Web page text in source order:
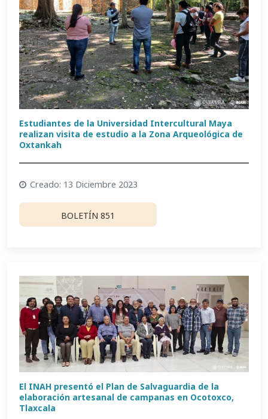
Estudiantes de la Universidad Intercultural Maya
realizan visita de estudio a la Zona Arqueológica de
Oxtankah
Creado: 13 Diciembre 2023
BOLETÍN 851
El INAH presentó el Plan de Salvaguardia de la
elaboración artesanal de campanas en Ocotoxco,
Tlaxcala